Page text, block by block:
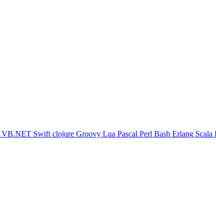
VB.NET Swift clojure Groovy Lua Pascal Perl Bash Erlang Scala